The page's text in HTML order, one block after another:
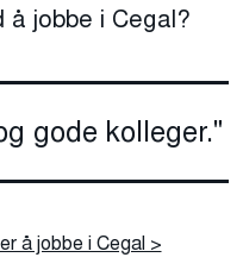
jobbe i Cegal?
gode kolleger."
å jobbe i Cegal >